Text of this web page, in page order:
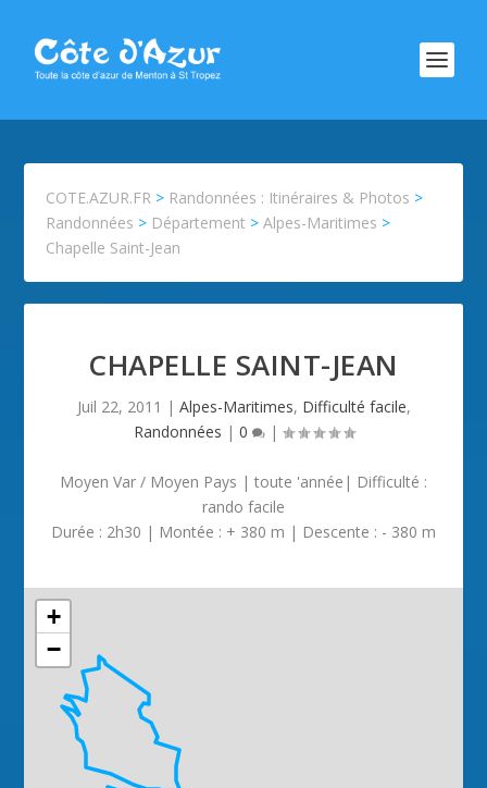
COTE.AZUR.FR > Randonnées : Itinéraires & Photos >
Randonnées > Département >Alpes-Maritimes >
Chapelle Saint-Jean
CHAPELLE SAINT-JEAN
Juil 22, 2011 | Alpes-Maritimes, Difficulté facile,
Randonnées | 0 |
Moyen Var / Moyen Pays | toute 'année| Difficulté :
rando facile
Durée : 2h30 | Montée : + 380 m | Descente : - 380 m
+
−